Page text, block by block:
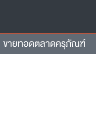
ขายทอดตลาดครุภัณฑ์